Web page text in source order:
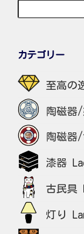
カテゴリー
至高の
陶磁器
陶磁器
漆器
古民具
灯り